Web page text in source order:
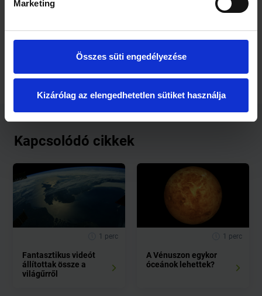
Marketing
Összes süti engedélyezése
Kizárólag az elengedhetetlen sütiket használja
A jövőben a csillagászati megfigyelések, a következő
modellek hármasából lehet majd pontosítani a nehéz
elemeket eredményező folyamatok részleteit.
Kapcsolódó cikkek
1 perc
Fantasztikus videót
állítottak össze a
világűrről
1 perc
A Vénuszon egykor
óceánok lehettek?